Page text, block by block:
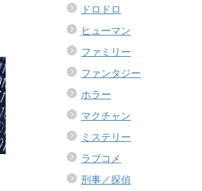
ドロドロ
ヒューマン
ファミリー
ファンタジー
ホラー
マクチャン
ミステリー
ラブコメ
刑事／探偵